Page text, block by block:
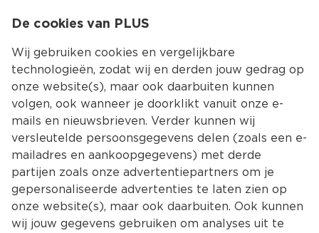
Kies jouw
De cookies van PLUS
Wij gebruiken cookies en vergelijkbare
technologieën, zodat wij en derden jouw gedrag op
onze website(s), maar ook daarbuiten kunnen
volgen, ook wanneer je doorklikt vanuit onze e-
mails en nieuwsbrieven. Verder kunnen wij
versleutelde persoonsgegevens delen (zoals een e-
mailadres en aankoopgegevens) met derde
partijen zoals onze advertentiepartners om je
gepersonaliseerde advertenties te laten zien op
onze website(s), maar ook daarbuiten. Ook kunnen
wij jouw gegevens gebruiken om analyses uit te